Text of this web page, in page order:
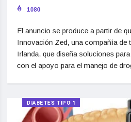
1080
El anuncio se produce a partir de
Innovación Zed, una compañía de
Irlanda, que diseña soluciones
con el apoyo para el manejo de
DIABETES TIPO 1